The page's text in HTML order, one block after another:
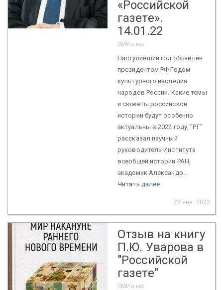
«Российской
газете».
14.01.22
СМИ о нас
Наступивший год объявлен
президентом РФ Годом
культурного наследия
народов России. Какие темы
и сюжеты российской
истории будут особенно
актуальны в 2022 году, "РГ"
рассказал научный
руководитель Института
всеобщей истории РАН,
академик Александр...
Читать далее
23 янв. 2022
Отзыв на книгу
П.Ю. Уварова в
"Российской
газете"
СМИ о нас